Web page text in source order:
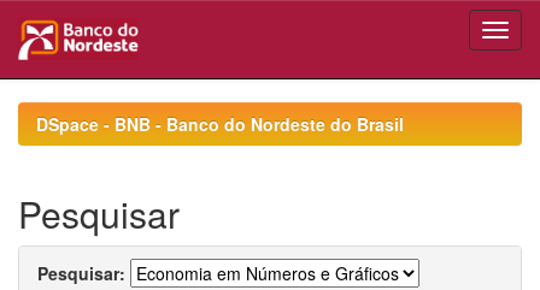
navigationDSpace - BNB - Banco do Nordeste do Brasil
Pesquisar
Pesquisar: